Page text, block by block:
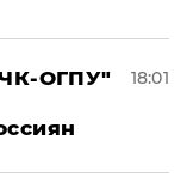
ОГПУ"
18:01